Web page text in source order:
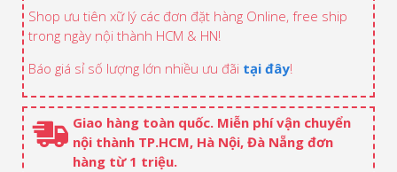
Shop ưu tiên xữ lý các đơn đặt hàng Online, free ship
trong ngày nội thành HCM & HN!
Báo giá sỉ số lượng lớn nhiều ưu đãi tại đây!
Giao hàng toàn quốc. Miễn phí vận chuyển
nội thành TP.HCM, Hà Nội, Đà Nẵng đơn
hàng từ 1 triệu.